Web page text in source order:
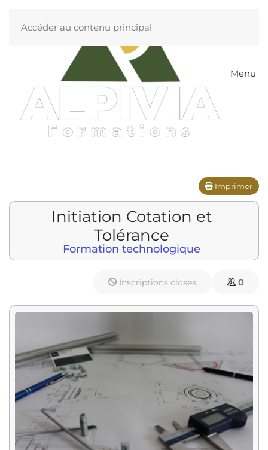
Accéder au contenu principal
Menu
Imprimer
Initiation Cotation et
Tolérance
Formation technologique
Inscriptions closes 0